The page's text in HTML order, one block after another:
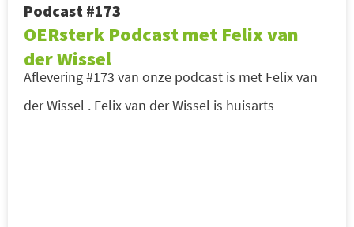
Podcast #173
OERsterk Podcast met Felix van
der Wissel
Aflevering #173 van onze podcast is met Felix van
der Wissel . Felix van der Wissel is huisarts